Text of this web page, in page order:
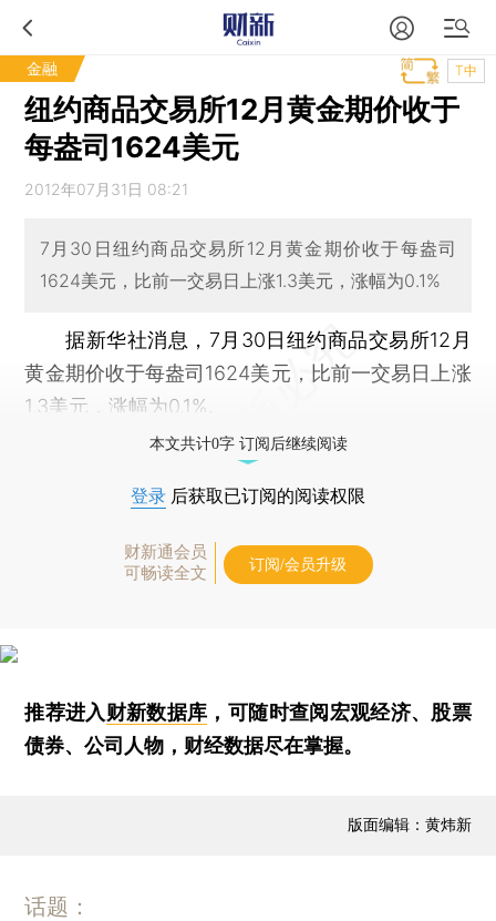
金融 T中
纽约商品交易所12月黄金期价收于
每盎司1624美元
2012年07月31日 08:21
7月30日纽约商品交易所12月黄金期价收于每盎司
1624美元，比前一交易日上涨1.3美元，涨幅为0.1%
据新华社消息，7月30日纽约商品交易所12月
黄金期价收于每盎司1624美元，比前一交易日上涨
1.3美元，涨幅为0.1%。
本文共计0字 订阅后继续阅读
登录 后获取已订阅的阅读权限
财新通会员
可畅读全文
订阅/会员升级
推荐进入财新数据库 ，可随时查阅宏观经济、股票
债券、公司人物，财经数据尽在掌握。
版面编辑：黄炜新
话题：